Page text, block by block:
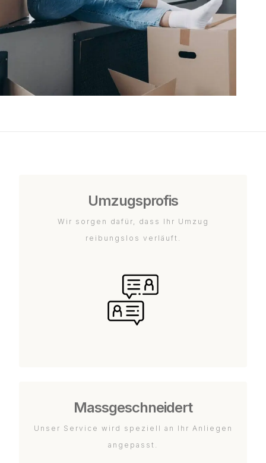
Umzugsprofis
Wir sorgen dafür, dass Ihr Umzug
reibungslos verläuft.
Massgeschneidert
Unser Service wird speziell an Ihr Anliegen
angepasst.